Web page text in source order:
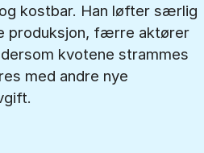
kostbar. Han løfter særlig
produksjon, færre aktører
kvotene strammes
med andre nye